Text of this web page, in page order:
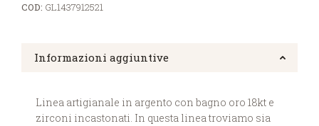
COD: GL1437912521
Informazioni aggiuntive
Linea artigianale in argento con bagno oro 18kt e
zirconi incastonati. In questa linea troviamo sia